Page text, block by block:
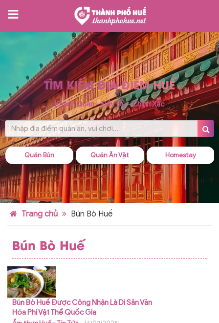
TÌM KIẾM ĐỊA ĐIỂM HUẾ
Khách Quan - Đầy Đủ - Chính Xác
Quán Bún Quán Ăn Vặt Homestay
Trang chủ Bún Bò Huế
Bún Bò Huế
Bún Bò Huế Được Công Nhận Là Di Sản Văn
Hóa Phi Vật Thể Quốc Gia